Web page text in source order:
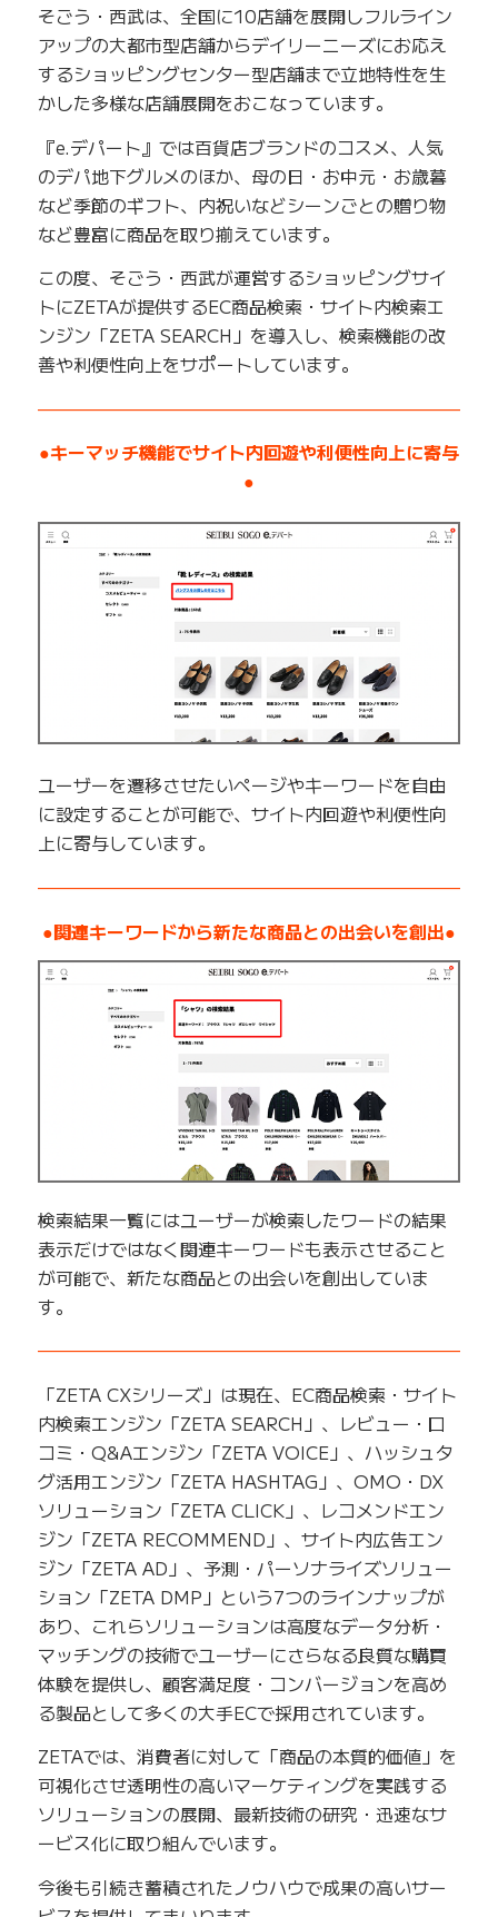
そごう・西武は、全国に10店舗を展開しフルライン
アップの大都市型店舗からデイリーニーズにお応え
するショッピングセンター型店舗まで立地特性を生
かした多様な店舗展開をおこなっています。
『e.デパート』では百貨店ブランドのコスメ、人気
のデパ地下グルメのほか、母の日・お中元・お歳暮
など季節のギフト、内祝いなどシーンごとの贈り物
など豊富に商品を取り揃えています。
この度、そごう・西武が運営するショッピングサイ
トにZETAが提供するEC商品検索・サイト内検索エ
ンジン「ZETA SEARCH」を導入し、検索機能の改
善や利便性向上をサポートしています。
●キーマッチ機能でサイト内回遊や利便性向上に寄与
●
ユーザーを遷移させたいページやキーワードを自由
に設定することが可能で、サイト内回遊や利便性向
上に寄与しています。
●関連キーワードから新たな商品との出会いを創出●
検索結果一覧にはユーザーが検索したワードの結果
表示だけではなく関連キーワードも表示させること
が可能で、新たな商品との出会いを創出していま
す。
「ZETA CXシリーズ」は現在、EC商品検索・サイト
内検索エンジン「ZETA SEARCH」、レビュー・口
コミ・Q&Aエンジン「ZETA VOICE」、ハッシュタ
グ活用エンジン「ZETA HASHTAG」、OMO・DX
ソリューション「ZETA CLICK」、レコメンドエン
ジン「ZETA RECOMMEND」、サイト内広告エン
ジン「ZETA AD」、予測・パーソナライズソリュー
ション「ZETA DMP」という7つのラインナップが
あり、これらソリューションは高度なデータ分析・
マッチングの技術でユーザーにさらなる良質な購買
体験を提供し、顧客満足度・コンバージョンを高め
る製品として多くの大手ECで採用されています。
ZETAでは、消費者に対して「商品の本質的価値」を
可視化させ透明性の高いマーケティングを実践する
ソリューションの展開、最新技術の研究・迅速なサ
ービス化に取り組んでいます。
今後も引続き蓄積されたノウハウで成果の高いサー